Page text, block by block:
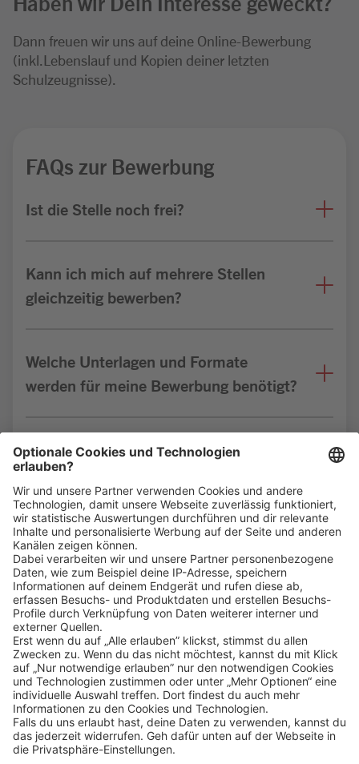
Dann freuen wir uns auf deine Online-Bewerbung
(inkl.Lebenslauf und Kopien deiner letzten
Schulzeugnisse).
FAQs zur Bewerbung
Ist die Stelle noch frei?
Kann ich mich auf mehrere Stellen
gleichzeitig bewerben?
Welche Unterlagen und Formate
werden für meine Bewerbung benötigt?
Bin ich für die Stelle geeignet?
Klickehier, um alle offenen Jobs zu sehen.
Impressum Datenschutz
Privatsphäre-Einstellungen
FAQ
Veranstaltungen